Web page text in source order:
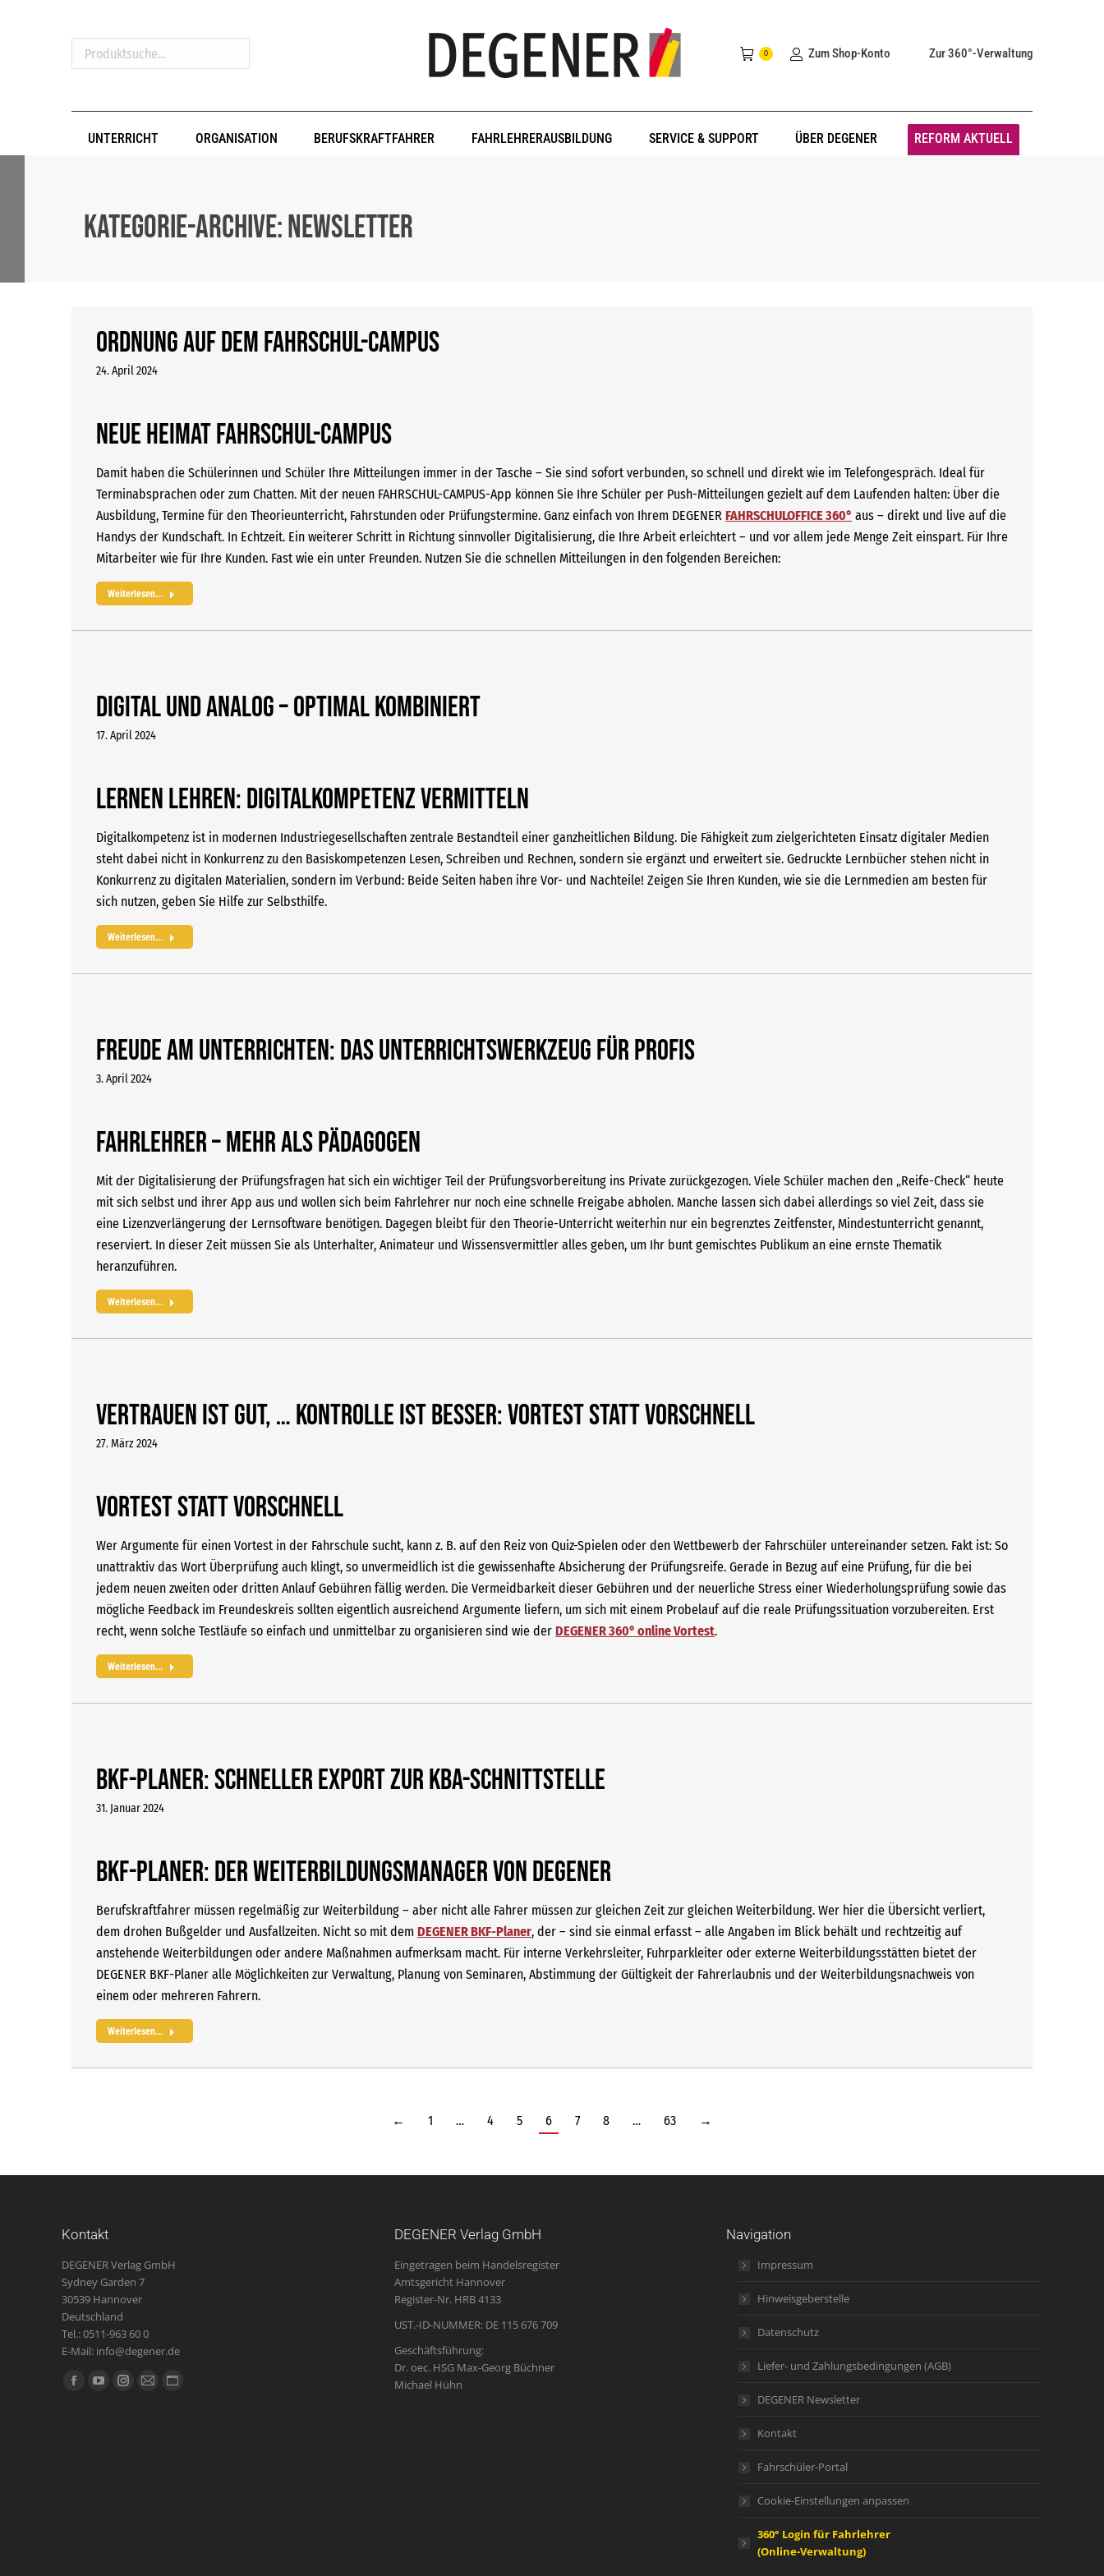
Produktsuche...
0 Zum Shop-Konto Zur 360°-Verwaltung
UNTERRICHT ORGANISATION BERUFSKRAFTFAHRER FAHRLEHRERAUSBILDUNG SERVICE & SUPPORT ÜBER DEGENER REFORM AKTUELL
Kategorie-Archive:Newsletter
Ordnung auf dem FAHRSCHUL-CAMPUS
24. April 2024
Neue Heimat FAHRSCHUL-CAMPUS
Damit haben die Schülerinnen und Schüler Ihre Mitteilungen immer in der Tasche – Sie sind sofort verbunden, so schnell und direkt wie im Telefongespräch. Ideal für
Terminabsprachen oder zum Chatten. Mit der neuen FAHRSCHUL-CAMPUS-App können Sie Ihre Schüler per Push-Mitteilungen gezielt auf dem Laufenden halten: Über die
Ausbildung, Termine für den Theorieunterricht, Fahrstunden oder Prüfungstermine. Ganz einfach von Ihrem DEGENER FAHRSCHULOFFICE 360° aus – direkt und live auf die
Handys der Kundschaft. In Echtzeit. Ein weiterer Schritt in Richtung sinnvoller Digitalisierung, die Ihre Arbeit erleichtert – und vor allem jede Menge Zeit einspart. Für Ihre
Mitarbeiter wie für Ihre Kunden. Fast wie ein unter Freunden. Nutzen Sie die schnellen Mitteilungen in den folgenden Bereichen:
Weiterlesen...
Digital und analog – optimal kombiniert
17. April 2024
Lernen lehren: Digitalkompetenz vermitteln
Digitalkompetenz ist in modernen Industriegesellschaften zentrale Bestandteil einer ganzheitlichen Bildung. Die Fähigkeit zum zielgerichteten Einsatz digitaler Medien
steht dabei nicht in Konkurrenz zu den Basiskompetenzen Lesen, Schreiben und Rechnen, sondern sie ergänzt und erweitert sie. Gedruckte Lernbücher stehen nicht in
Konkurrenz zu digitalen Materialien, sondern im Verbund: Beide Seiten haben ihre Vor- und Nachteile! Zeigen Sie Ihren Kunden, wie sie die Lernmedien am besten für
sich nutzen, geben Sie Hilfe zur Selbsthilfe.
Weiterlesen...
Freude am Unterrichten: DAS Unterrichtswerkzeug für Profis
3. April 2024
Fahrlehrer – mehr als Pädagogen
Mit der Digitalisierung der Prüfungsfragen hat sich ein wichtiger Teil der Prüfungsvorbereitung ins Private zurückgezogen. Viele Schüler machen den „Reife-Check“ heute
mit sich selbst und ihrer App aus und wollen sich beim Fahrlehrer nur noch eine schnelle Freigabe abholen. Manche lassen sich dabei allerdings so viel Zeit, dass sie
eine Lizenzverlängerung der Lernsoftware benötigen. Dagegen bleibt für den Theorie-Unterricht weiterhin nur ein begrenztes Zeitfenster, Mindestunterricht genannt,
reserviert. In dieser Zeit müssen Sie als Unterhalter, Animateur und Wissensvermittler alles geben, um Ihr bunt gemischtes Publikum an eine ernste Thematik
heranzuführen.
Weiterlesen...
Vertrauen ist gut, … Kontrolle ist besser: Vortest statt vorschnell
27. März 2024
Vortest statt vorschnell
Wer Argumente für einen Vortest in der Fahrschule sucht, kann z. B. auf den Reiz von Quiz-Spielen oder den Wettbewerb der Fahrschüler untereinander setzen. Fakt ist: So
unattraktiv das Wort Überprüfung auch klingt, so unvermeidlich ist die gewissenhafte Absicherung der Prüfungsreife. Gerade in Bezug auf eine Prüfung, für die bei
jedem neuen zweiten oder dritten Anlauf Gebühren fällig werden. Die Vermeidbarkeit dieser Gebühren und der neuerliche Stress einer Wiederholungsprüfung sowie das
mögliche Feedback im Freundeskreis sollten eigentlich ausreichend Argumente liefern, um sich mit einem Probelauf auf die reale Prüfungssituation vorzubereiten. Erst
recht, wenn solche Testläufe so einfach und unmittelbar zu organisieren sind wie der DEGENER 360° online Vortest.
Weiterlesen...
BKF-Planer: Schneller Export zur KBA-Schnittstelle
31. Januar 2024
BKF-Planer: Der Weiterbildungsmanager von DEGENER
Berufskraftfahrer müssen regelmäßig zur Weiterbildung – aber nicht alle Fahrer müssen zur gleichen Zeit zur gleichen Weiterbildung. Wer hier die Übersicht verliert,
dem drohen Bußgelder und Ausfallzeiten. Nicht so mit dem DEGENER BKF-Planer, der – sind sie einmal erfasst – alle Angaben im Blick behält und rechtzeitig auf
anstehende Weiterbildungen oder andere Maßnahmen aufmerksam macht. Für interne Verkehrsleiter, Fuhrparkleiter oder externe Weiterbildungsstätten bietet der
DEGENER BKF-Planer alle Möglichkeiten zur Verwaltung, Planung von Seminaren, Abstimmung der Gültigkeit der Fahrerlaubnis und der Weiterbildungsnachweis von
einem oder mehreren Fahrern.
Weiterlesen...
← 1 … 4 5 6 7 8 … 63 →
Kontakt
DEGENER Verlag GmbH
Sydney Garden 7
30539 Hannover
Deutschland
Tel.: 0511-963 60 0
E-Mail: info@degener.de
Finden Sie uns auf:
FacebookYouTubeInstagram
E-
Website
DEGENER Verlag GmbH
Eingetragen beim Handelsregister
Amtsgericht Hannover
Register-Nr. HRB 4133
UST.-ID-NUMMER: DE 115 676 709
Geschäftsführung:
Dr. oec. HSG Max-Georg Büchner
Michael Hühn
Navigation
Impressum
Hinweisgeberstelle
Datenschutz
Liefer- und Zahlungsbedingungen (AGB)
DEGENER Newsletter
Kontakt
Fahrschüler-Portal
Cookie-Einstellungen anpassen
360° Login für Fahrlehrer
(Online-Verwaltung)